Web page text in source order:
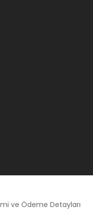
ve Ödeme Detayları